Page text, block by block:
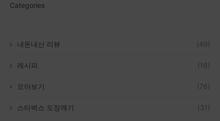
Categories
내돈내산 리뷰 (49)
레시피 (16)
모아보기 (76)
스타벅스 도장깨기 (31)